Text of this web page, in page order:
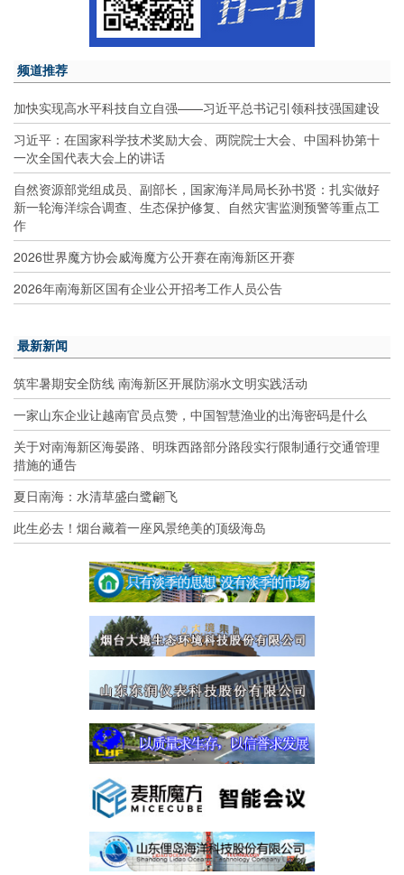
频道推荐
加快实现高水平科技自立自强——习近平总书记引领科技强国建设
习近平：在国家科学技术奖励大会、两院院士大会、中国科协第十
一次全国代表大会上的讲话
自然资源部党组成员、副部长，国家海洋局局长孙书贤：扎实做好
新一轮海洋综合调查、生态保护修复、自然灾害监测预警等重点工
作
2026世界魔方协会威海魔方公开赛在南海新区开赛
2026年南海新区国有企业公开招考工作人员公告
最新新闻
筑牢暑期安全防线 南海新区开展防溺水文明实践活动
一家山东企业让越南官员点赞，中国智慧渔业的出海密码是什么
关于对南海新区海晏路、明珠西路部分路段实行限制通行交通管理
措施的通告
夏日南海：水清草盛白鹭翩飞
此生必去！烟台藏着一座风景绝美的顶级海岛